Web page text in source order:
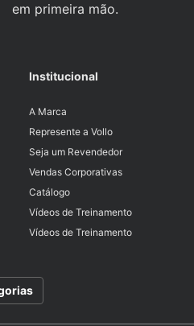
em primeira mão.
Institucional
A Marca
Represente a Vollo
Seja um Revendedor
Vendas Corporativas
Catálogo
Vídeos de Treinamento
Vídeos de Treinamento